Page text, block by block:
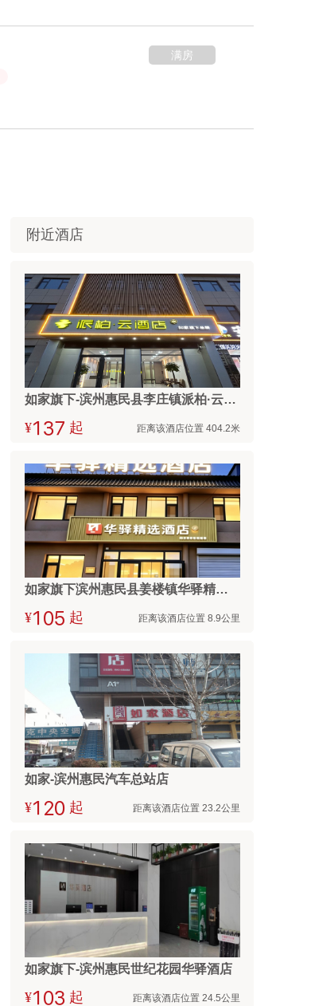
满房
附近酒店
如家旗下-滨州惠民县李庄镇派柏·云酒店
¥   起 距离该酒店位置 404.2米
如家旗下滨州惠民县姜楼镇华驿精选酒店
¥  起 距离该酒店位置 8.9公里
如家-滨州惠民汽车总站店
¥  起 距离该酒店位置 23.2公里
如家旗下-滨州惠民世纪花园华驿酒店
¥  起 距离该酒店位置 24.5公里